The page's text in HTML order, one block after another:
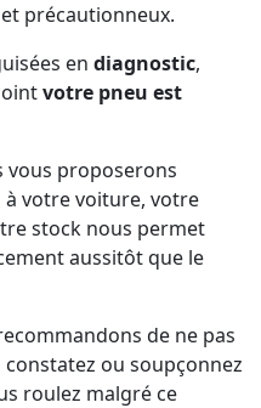
précautionneux.
en diagnostic,
votre pneu est
vous proposerons
à votre voiture, votre
stock nous permet
aussitôt que le
de ne pas
ou soupçonnez
roulez malgré ce